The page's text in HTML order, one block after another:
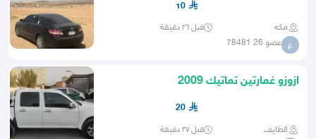
10
مكه قبل ٢٦ دقيقة
ع عضو 26 78481
ازوزو غمارتين تماتيك 2009
20
الطايف قبل ٢٧ دقيقة